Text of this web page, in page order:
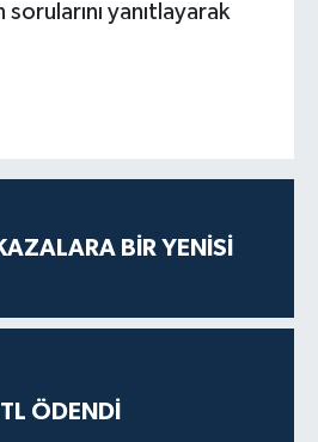
yanıtlayarak
BİR YENİSİ
ÖDENDİ